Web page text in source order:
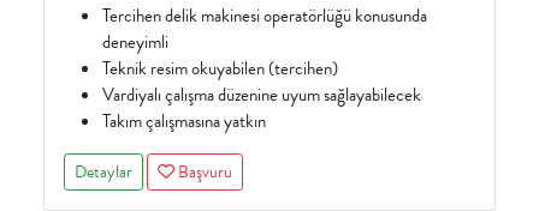
Tercihen delik makinesi operatörlüğü konusunda
deneyimli
Teknik resim okuyabilen (tercihen)
Vardiyalı çalışma düzenine uyum sağlayabilecek
Takım çalışmasına yatkın
Detaylar Başvuru